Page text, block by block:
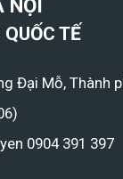
NỘI
TẾ
Đại Mỗ, Thành
0904 391 397